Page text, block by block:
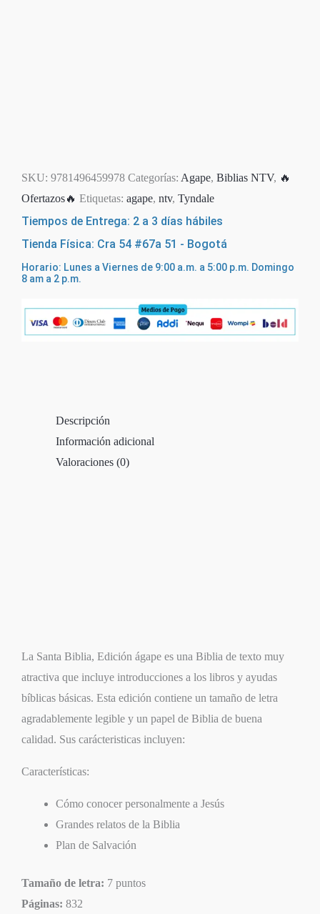
SKU: 9781496459978 Categorías: Agape, Biblias NTV, 🔥
Ofertazos🔥 Etiquetas: agape, ntv, Tyndale
Tiempos de Entrega: 2 a 3 días hábiles
Tienda Física: Cra 54 #67a 51 - Bogotá
Horario: Lunes a Viernes de 9:00 a.m. a 5:00 p.m. Domingo
8 am a 2 p.m.
Descripción
Información adicional
Valoraciones (0)
La Santa Biblia, Edición ágape es una Biblia de texto muy
atractiva que incluye introducciones a los libros y ayudas
bíblicas básicas. Esta edición contiene un tamaño de letra
agradablemente legible y un papel de Biblia de buena
calidad. Sus carácteristicas incluyen:
Características:
Cómo conocer personalmente a Jesús
Grandes relatos de la Biblia
Plan de Salvación
Tamaño de letra: 7 puntos
Páginas: 832